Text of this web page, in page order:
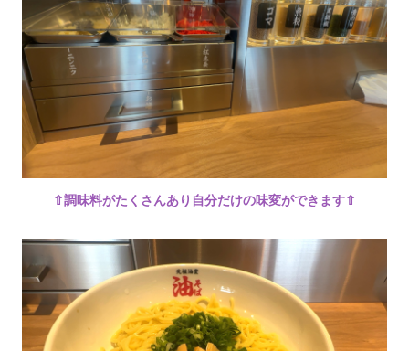
⇧調味料がたくさんあり自分だけの味変ができます⇧